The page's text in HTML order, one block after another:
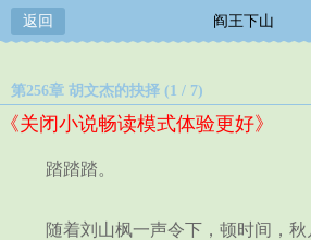
返回 阎王下山
第256章 胡文杰的抉择 (1 / 7)
《关闭小说畅读模式体验更好》
踏踏踏。
随着刘山枫一声令下，顿时间，秋